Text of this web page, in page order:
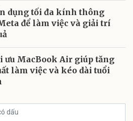
dụng tối đa kính thông
để làm việc và giải trí
ưu MacBook Air giúp tăng
làm việc và kéo dài tuổi